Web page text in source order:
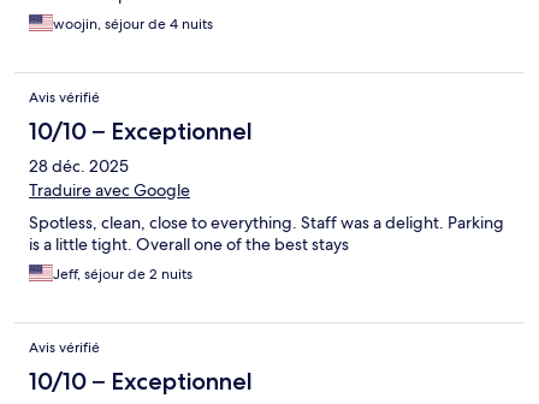
woojin, séjour de 4 nuits
Avis vérifié
10/10 – Exceptionnel
28 déc. 2025
Traduire avec Google
Spotless, clean, close to everything. Staff was a delight. Parking
is a little tight. Overall one of the best stays
Jeff, séjour de 2 nuits
Avis vérifié
10/10 – Exceptionnel